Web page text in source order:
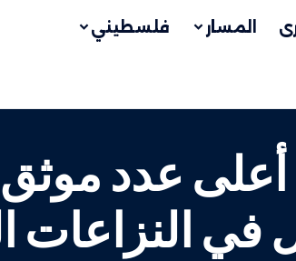
المسار فلسطيني
عام 2025 سجّل أعلى عدد
في النزاعات